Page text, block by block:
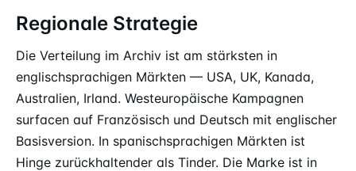
Regionale Strategie
Die Verteilung im Archiv ist am stärksten in
englischsprachigen Märkten — USA, UK, Kanada,
Australien, Irland. Westeuropäische Kampagnen
surfacen auf Französisch und Deutsch mit englischer
Basisversion. In spanischsprachigen Märkten ist
Hinge zurückhaltender als Tinder. Die Marke ist in